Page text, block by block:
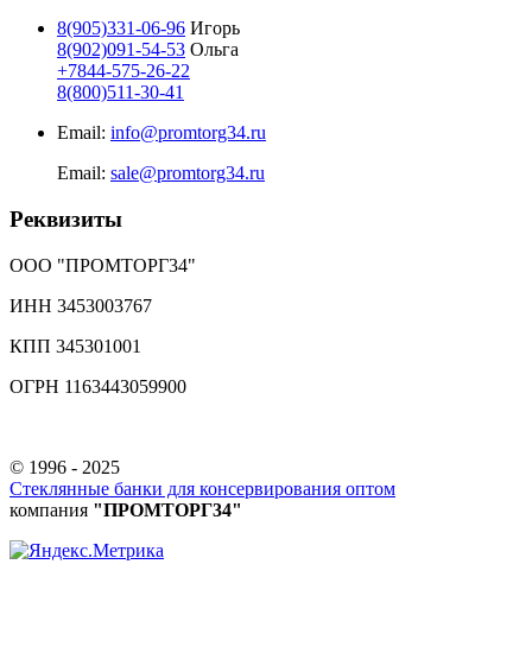
8(905)331-06-96 Игорь
8(902)091-54-53 Ольга
+7844-575-26-22
8(800)511-30-41
Email: info@promtorg34.ru
Email: sale@promtorg34.ru
Реквизиты
ООО "ПРОМТОРГ34"
ИНН 3453003767
КПП 345301001
ОГРН 1163443059900
© 1996 - 2025
Стеклянные банки для консервирования оптом
компания "ПРОМТОРГ34"